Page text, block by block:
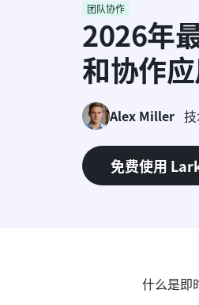
团队协作
2026年
和协作
Alex Miller
免费使用
什么是即